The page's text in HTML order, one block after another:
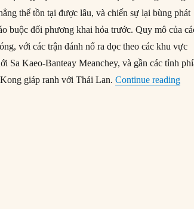
thể tồn tại được lâu, và chiến sự lại bùng phát
buộc đối phương khai hỏa trước. Quy mô của
với các trận đánh nổ ra dọc theo các khu vực
Sa Kaeo-Banteay Meanchey, và gần các tỉnh
Kong giáp ranh với Thái Lan.Continue reading